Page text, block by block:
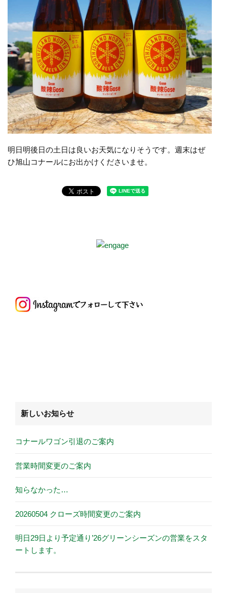
明日明後日の土日は良いお天気になりそうです。週末はぜ
ひ旭山コナールにお出かけくださいませ。
新しいお知らせ
コナールワゴン引退のご案内
営業時間変更のご案内
知らなかった…
20260504 クローズ時間変更のご案内
明日29日より予定通り’26グリーンシーズンの営業をスタ
ートします。